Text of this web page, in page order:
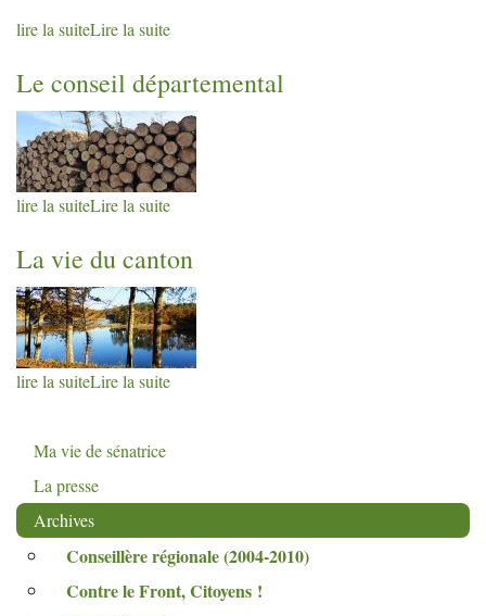
lire la suiteLire la suite
Le conseil départemental
lire la suiteLire la suite
La vie du canton
lire la suiteLire la suite
Ma vie de sénatrice
La presse
Archives
Conseillère régionale (2004-2010)
Contre le Front, Citoyens !